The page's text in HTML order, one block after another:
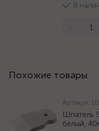
В
-
Похожие товары
Артикул:
Шпатель
белый,